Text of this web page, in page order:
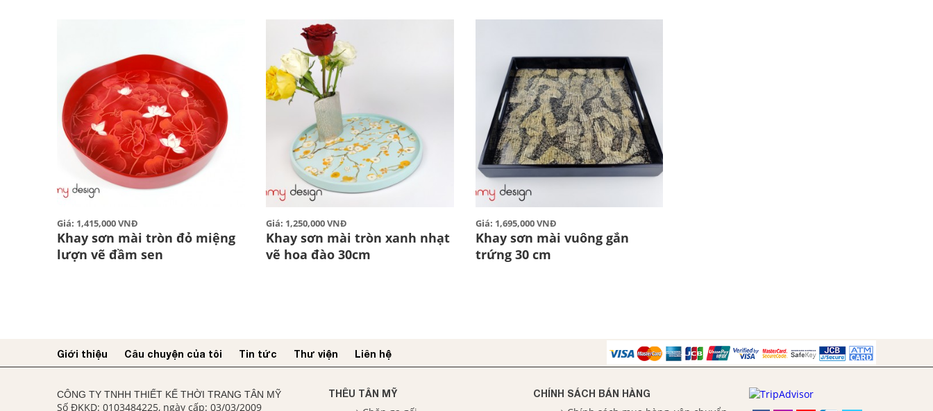
Giá: 1,415,000 VNĐ
Khay sơn mài tròn đỏ miệng
lượn vẽ đầm sen
Giá: 1,250,000 VNĐ
Khay sơn mài tròn xanh nhạt
vẽ hoa đào 30cm
Giá: 1,695,000 VNĐ
Khay sơn mài vuông gắn
trứng 30 cm
Giới thiệu Câu chuyện của tôi Tin tức Thư viện Liên hệ
CÔNG TY TNHH THIẾT KẾ THỜI TRANG TÂN MỸ
Số ĐKKD: 0103484225, ngày cấp: 03/03/2009
THÊU TÂN MỸ CHÍNH SÁCH BÁN HÀNG